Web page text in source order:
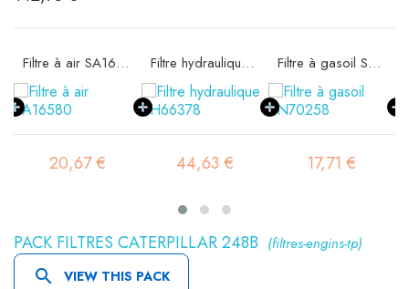
Filtre à air SA16580
20,67 €
Filtre hydraulique SH66378
44,63 €
Filtre à gasoil SN70258
17,71 €
PACK FILTRES CATERPILLAR 248B (filtres-engins-tp)
 VIEW THIS PACK